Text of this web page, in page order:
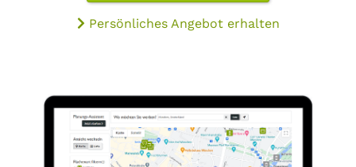
Persönliches Angebot erhalten